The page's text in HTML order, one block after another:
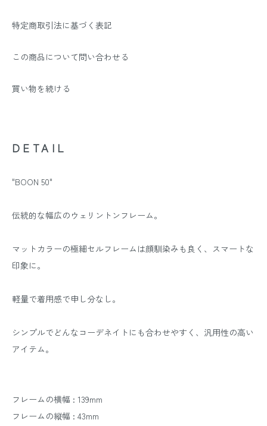
特定商取引法に基づく表記
この商品について問い合わせる
買い物を続ける
DETAIL
"BOON 50"
伝統的な幅広のウェリントンフレーム。
マットカラーの極細セルフレームは顔馴染みも良く、スマートな
印象に。
軽量で着用感で申し分なし。
シンプルでどんなコーデネイトにも合わせやすく、汎用性の高い
アイテム。
フレームの横幅 : 139mm
フレームの縦幅 : 43mm